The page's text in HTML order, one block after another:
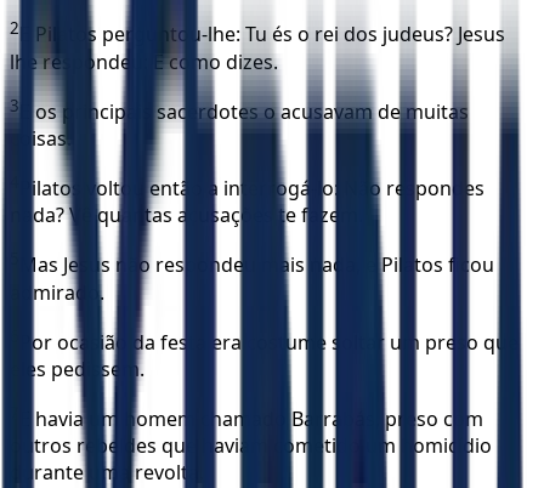
2
E Pilatos perguntou-lhe: Tu és o rei dos judeus? Jesus
lhe respondeu: É como dizes.
3
E os principais sacerdotes o acusavam de muitas
coisas.
Pilatos voltou então a interrogá-lo: Não respondes
nada? Vê quantas acusações te fazem.
Mas Jesus não respondeu mais nada, e Pilatos ficou
admirado.
Por ocasião da festa era costume soltar um preso que
eles pedissem.
E havia um homem chamado Barrabás, preso com
outros rebeldes que haviam cometido um homicídio
durante uma revolta.